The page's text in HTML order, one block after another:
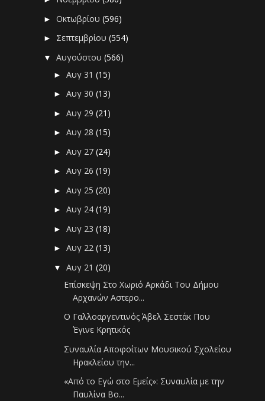
►Οκτωβρίου(596)
► Σεπτεμβρίου(554)
▼Αυγούστου(566)
►Αυγ 31(15)
►Αυγ 30(13)
►Αυγ 29(21)
►Αυγ 28(15)
►Αυγ 27(24)
►Αυγ 26(19)
►Αυγ 25(20)
►Αυγ 24(19)
►Αυγ 23(18)
►Αυγ 22(13)
▼Αυγ 21(20)
Επίσκεψη Στο Χωριό Αρκάδι Του Δήμου
Αρχανών Αστερο...
Ο Γαλλοαργεντινός Άβελ Σεστάκ Που
Έγινε Κρητικός
Συναυλία Αποφοίτων Μουσικού Σχολείου
Ηρακλείου την...
«Από το Εγώ στο Εμείς»: Συναυλία με την
Παυλίνα Βο...